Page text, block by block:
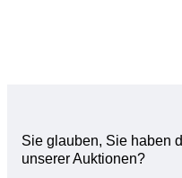
Sie glauben, Sie haben
unserer Auktionen?